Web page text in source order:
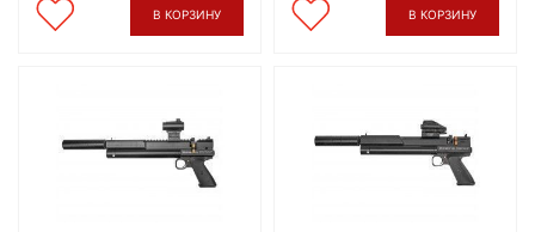
В КОРЗИНУ В КОРЗИНУ